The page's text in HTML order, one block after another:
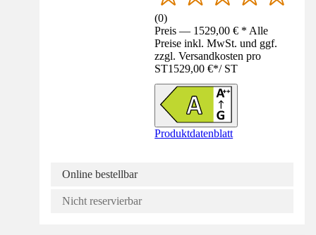
(0)
Preis — 1529,00 € * Alle
Preise inkl. MwSt. und ggf.
zzgl. Versandkosten pro
ST1529,00 €*/ ST
Produktdatenblatt
Online bestellbar
Nicht reservierbar